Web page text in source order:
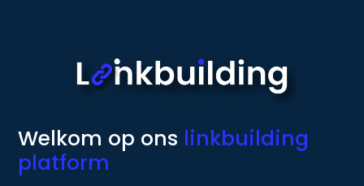
Welkom op ons linkbuilding
platform